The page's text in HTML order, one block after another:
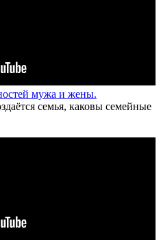
мужа и жены.
семья, каковы семейные